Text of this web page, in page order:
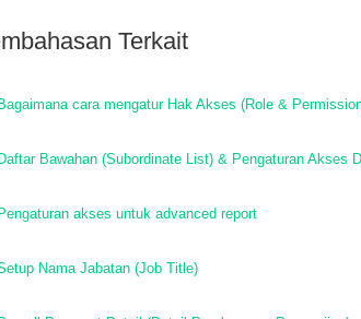
Terkait
Bagaimana cara mengatur Hak Akses (Role &
Daftar Bawahan (Subordinate List) & Pengaturan Akses
Pengaturan akses untuk advanced report
Nama Jabatan (Job Title)